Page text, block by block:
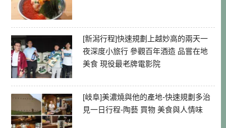
[新潟行程]快速規劃上越妙高的兩天一
夜深度小旅行 參觀百年酒造 品嘗在地
美食 現役最老牌電影院
[岐阜]美濃燒與他的產地-快速規劃多治
見一日行程-陶藝 買物 美食與人情味